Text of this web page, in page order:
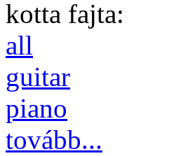
kotta fajta:
all
guitar
piano
tovább...